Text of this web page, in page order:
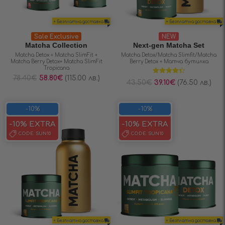
+ Безплатна доставка
Sale Exclusive
Matcha Collection
Matcha Detox + Matcha SlimFit +
Matcha Berry Detox+ Matcha SlimFit
Tropicana
78.40€ 58.80€ (115.00 лв.)
+ Безплатна доставка
NEW
Next-gen Matcha Set
Matcha Detox/Matcha Slimfit/Matcha
Berry Detox + Матча бутилка
Оценено на
4.40от 5
43.50€ 39.10€ (76.50 лв.)
+ Безплатна доставка
-10%
-10% EXTRA
CODE: SUN10
+ Безплатна доставка
-10%
-10% EXTRA
CODE: SUN10